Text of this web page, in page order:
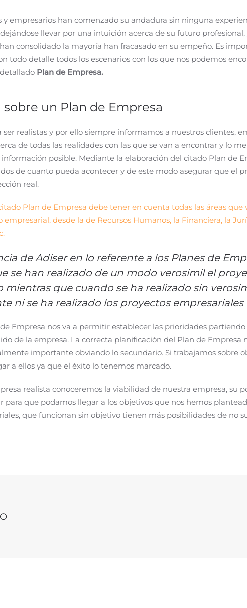
y empresarios han comenzado su andadura sin ninguna
llevar por una intuición acerca de su futuro profesional,
consolidado la mayoría han fracasado en su empeño. Es
todo detalle todos los escenarios con los que nos podemos
Plan de Empresa.
un Plan de Empresa
ser realistas y por ello siempre informamos a nuestros clientes,
de todas las realidades con las que se van a encontrar y lo
posible. Mediante la elaboración del citado Plan de
de cuanto pueda acontecer y de este modo asegurar que el
real.
Plan de Empresa debe tener en cuenta todas las áreas
empresarial, desde la de Recursos Humanos, la Financiera, la
de Adiser en lo referente a los Planes de
se han realizado de un modo verosimil el
mientras que cuando se ha realizado sin
ni se ha realizado los proyectos empresariales
Empresa nos va a permitir establecer las prioridades
de la empresa. La correcta planificación del Plan de Empresa
importante obviando lo secundario. Si trabajamos sobre
a ellos ya que el éxito lo tenemos marcado.
realista conoceremos la viabilidad de nuestra empresa, su
para que podamos llegar a los objetivos que nos hemos
que funcionan sin objetivo tienen más posibilidades de no